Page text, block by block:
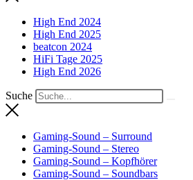
High End 2024
High End 2025
beatcon 2024
HiFi Tage 2025
High End 2026
Suche
Gaming-Sound – Surround
Gaming-Sound – Stereo
Gaming-Sound – Kopfhörer
Gaming-Sound – Soundbars